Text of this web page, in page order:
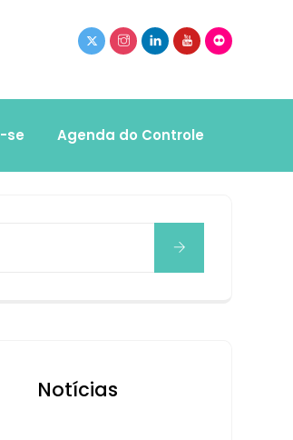
se Agenda do Controle
Notícias